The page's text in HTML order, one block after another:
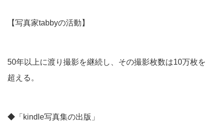
【写真家tabbyの活動】
50年以上に渡り撮影を継続し、その撮影枚数は10万枚を
超える。
◆「kindle写真集の出版」